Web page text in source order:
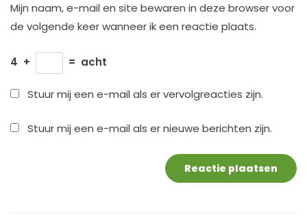
Mijn naam, e-mail en site bewaren in deze browser voor
de volgende keer wanneer ik een reactie plaats.
4 + = acht
Stuur mij een e-mail als er vervolgreacties zijn.
Stuur mij een e-mail als er nieuwe berichten zijn.